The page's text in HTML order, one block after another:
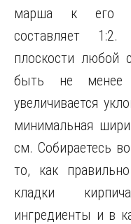
марша к его
составляет
плоскости любой
быть не
увеличивается
минимальная
см. Собираетесь
то, как
кладки
ингредиенты и в